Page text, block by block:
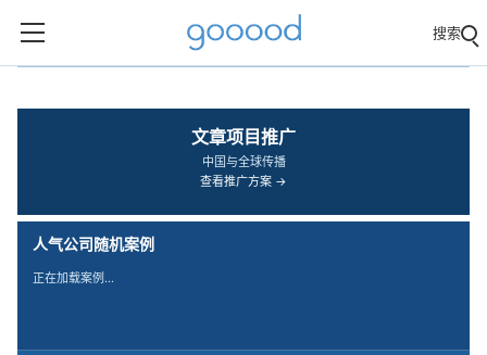
搜索
文章项目推广
中国与全球传播
查看推广方案 →
人气公司随机案例
正在加载案例…